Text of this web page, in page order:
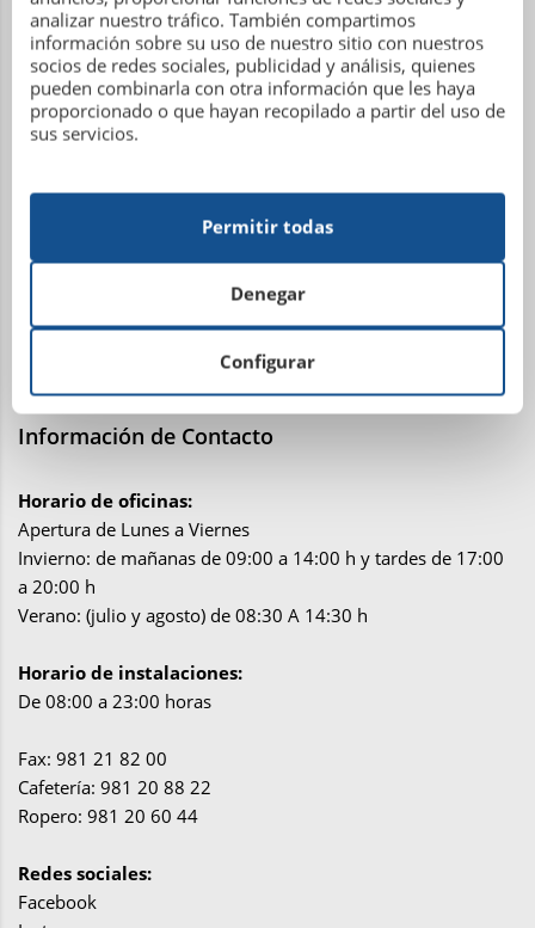
15001 La Coruña
Teléfono: 981 21 81 81
Email:administracion@sdhipicalacoruna.com
Instalaciones ecuestres y equitación Finca de
Figueroa
Lugar Plaza, 7 (Torre Figueroa)
Teléfono: 881 15 01 07
hipicafigueroa@gmail.com
Información de Contacto
Horario de oficinas:
Apertura de Lunes a Viernes
Invierno: de mañanas de 09:00 a 14:00 h y tardes de 17:00
a 20:00 h
Verano: (julio y agosto) de 08:30 A 14:30 h
Horario de instalaciones:
De 08:00 a 23:00 horas
Fax: 981 21 82 00
Cafetería: 981 20 88 22
Ropero: 981 20 60 44
Redes sociales:
Facebook
analizar nuestro tráfico. También compartimos
información sobre su uso de nuestro sitio con nuestros
socios de redes sociales, publicidad y análisis, quienes
pueden combinarla con otra información que les haya
proporcionado o que hayan recopilado a partir del uso de
sus servicios.
Configurar
Denegar
Permitir todas